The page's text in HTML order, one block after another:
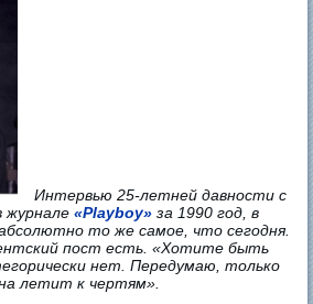
Интервью 25-летней давности с
журнале«Playboy» за 1990 год, в
то же самое, что сегодня.
пост есть. «Хотите быть
нет. Передумаю, только
летит к чертям».